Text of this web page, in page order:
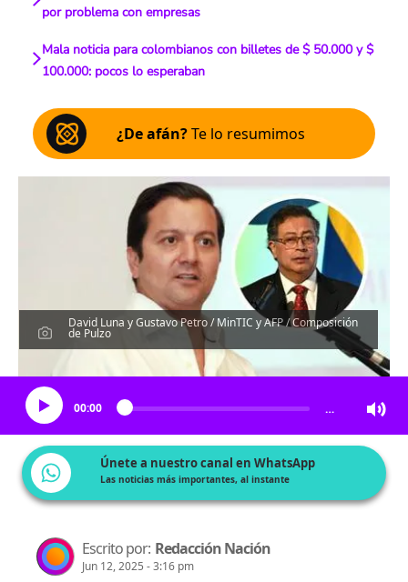
por problema con empresas
Mala noticia para colombianos con billetes de $ 50.000 y $
100.000: pocos lo esperaban
¿De afán?Te lo resumimos
David Luna y Gustavo Petro / MinTIC y AFP / Composición
de Pulzo
Escucha el artículo
00:00 …
Únete a nuestro canal en WhatsApp
Las noticias más importantes, al instante
Escrito por: Redacción Nación
Jun 12, 2025 - 3:16 pm